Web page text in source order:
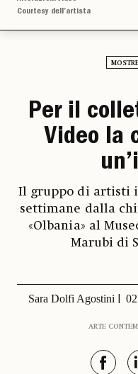
Courtesy dell’artista
Per il
Video la
Il gruppo di artisti
settimane dalla
«Olbania» al
Marubi di
Sara Dolfi Agostini
ARTE